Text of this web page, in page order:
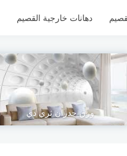
دهانات خارجية القصيم
ورق جدران ثري دي